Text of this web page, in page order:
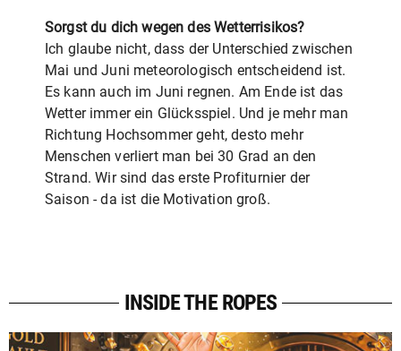
Sorgst du dich wegen des Wetterrisikos?
Ich glaube nicht, dass der Unterschied zwischen
Mai und Juni meteorologisch entscheidend ist.
Es kann auch im Juni regnen. Am Ende ist das
Wetter immer ein Glücksspiel. Und je mehr man
Richtung Hochsommer geht, desto mehr
Menschen verliert man bei 30 Grad an den
Strand. Wir sind das erste Profiturnier der
Saison - da ist die Motivation groß.
INSIDE THE ROPES